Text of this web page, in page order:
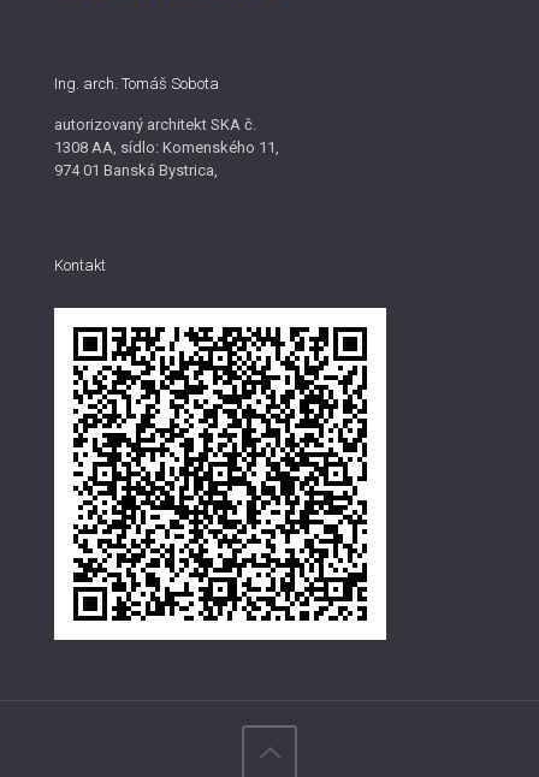
Ing. arch. Tomáš Sobota
autorizovaný architekt SKA č.
1308 AA, sídlo: Komenského 11,
974 01 Banská Bystrica,
Kontakt